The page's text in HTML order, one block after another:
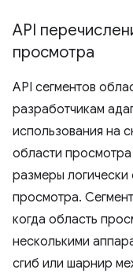
API
просмотра
API сегментов
разработчикам
использования на
области
размеры
просмотра.
когда область
несколькими
сгиб или шарнир